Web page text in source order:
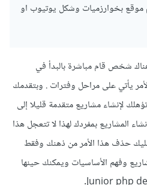
بخوارزميات وشكل يوتيوب او
شخص قام مباشرة بالبدأ في
يأتي على مراحل وفترات . وبتقدمك
لإنشاء مشاريع متقدمة قليلا إلى
المشاريع بمفردك لهذا لا تتعجل هذا
حذف هذا الأمر من ذهنك وفقط
وفهم الأساسيات ويمكنك حينها